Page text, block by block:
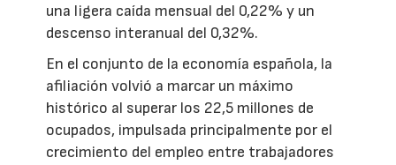
una ligera caída mensual del 0,22% y un
descenso interanual del 0,32%.
En el conjunto de la economía española, la
afiliación volvió a marcar un máximo
histórico al superar los 22,5 millones de
ocupados, impulsada principalmente por el
crecimiento del empleo entre trabajadores